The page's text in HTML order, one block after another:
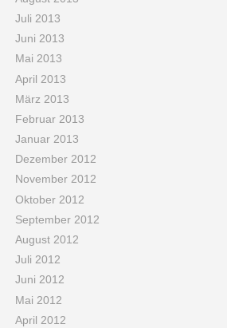
Juli 2013
Juni 2013
Mai 2013
April 2013
März 2013
Februar 2013
Januar 2013
Dezember 2012
November 2012
Oktober 2012
September 2012
August 2012
Juli 2012
Juni 2012
Mai 2012
April 2012